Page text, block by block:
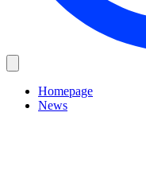
Homepage
News